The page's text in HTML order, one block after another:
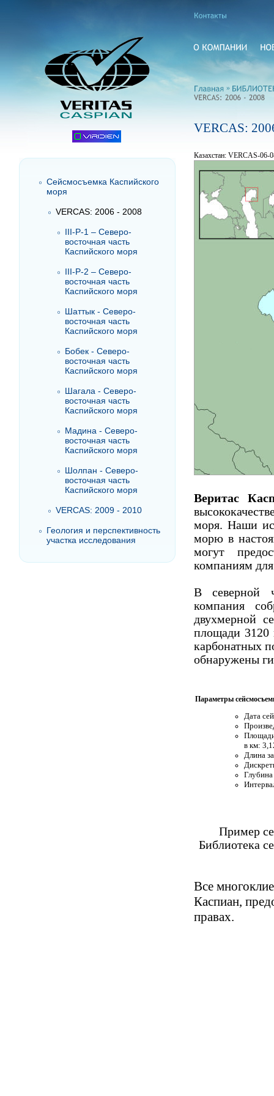
Сейсмосъемка Каспийского
моря
VERCAS: 2006 - 2008
III-P-1 – Северо-
восточная часть
Каспийского моря
III-P-2 – Северо-
восточная часть
Каспийского моря
Шаттык - Северо-
восточная часть
Каспийского моря
Бобек - Северо-
восточная часть
Каспийского моря
Шагала - Северо-
восточная часть
Каспийского моря
Мадина - Северо-
восточная часть
Каспийского моря
Шолпан - Северо-
восточная часть
Каспийского моря
VERCAS: 2009 - 2010
Геология и перспективность
участка исследования
»
VERCAS:
Казахстан: VERCAS-06-
Веритас
моря. Наши
морю в
могут
компаниям
В северной
компания
двухмерной
площади 3120
карбонатных
обнаружены
Параметры
Дата
в км:
Длина
Пример
Библиотека
Все
Каспиан,
правах.